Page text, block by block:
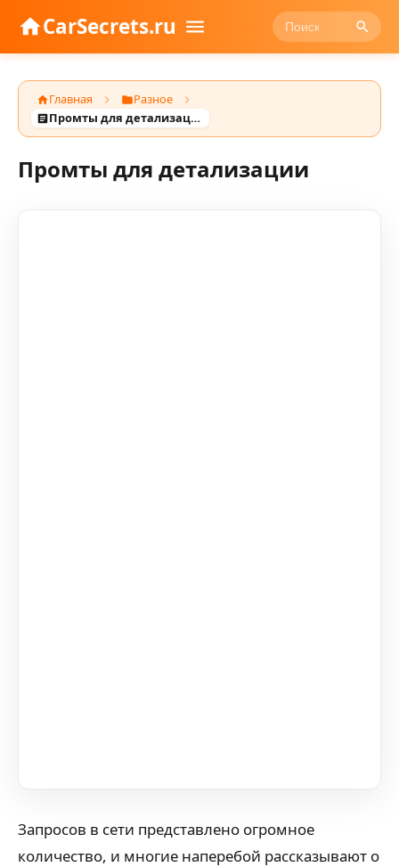
CarSecrets.ru
Главная
Разное
Промты для детализации
Промты для детализации
Запросов в сети представлено огромное
количество, и многие наперебой рассказывают о